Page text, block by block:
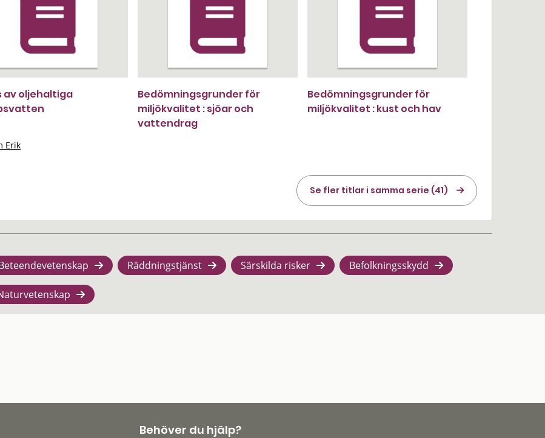
av oljehaltiga
Erik
Bedömningsgrunder för
miljökvalitet : sjöar och
vattendrag
Bedömningsgrunder för
miljökvalitet : kust och hav
Se fler titlar i samma serie (41)
Räddningstjänst Särskilda risker Befolkningsskydd
Behöver du hjälp?